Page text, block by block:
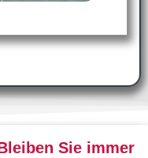
Sie immer